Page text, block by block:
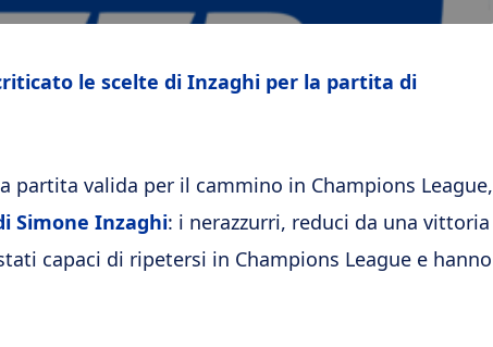
le scelte di Inzaghi per la partita di
partita valida per il cammino in Champions League,
Simone Inzaghi: i nerazzurri, reduci da una vittoria
capaci di ripetersi in Champions League e hanno